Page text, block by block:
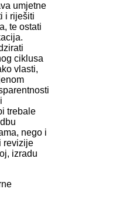
umjetne
i riješiti
te ostati
ciklusa
vlasti,
trebale
nego i
revizije
izradu